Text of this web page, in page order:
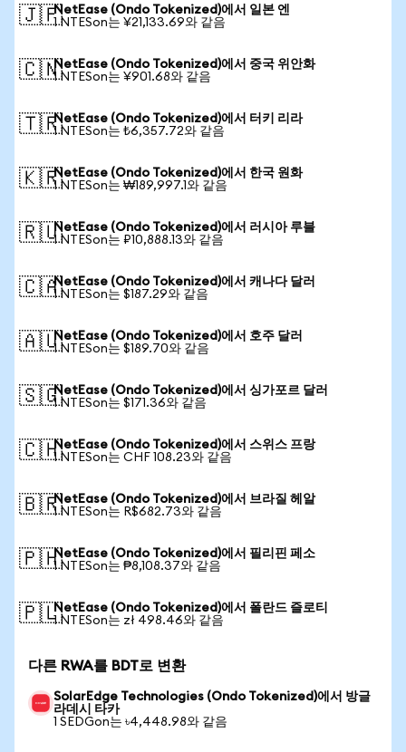
🇯🇵NetEase (Ondo Tokenized)에서 일본 엔
1 NTESon는 ¥21,133.69와 같음
🇨🇳NetEase (Ondo Tokenized)에서 중국 위안화
1 NTESon는 ¥901.68와 같음
🇹🇷NetEase (Ondo Tokenized)에서 터키 리라
1 NTESon는 ₺6,357.72와 같음
🇰🇷NetEase (Ondo Tokenized)에서 한국 원화
1 NTESon는 ₩189,997.1와 같음
🇷🇺NetEase (Ondo Tokenized)에서 러시아 루블
1 NTESon는 ₽10,888.13와 같음
🇨🇦NetEase (Ondo Tokenized)에서 캐나다 달러
1 NTESon는 $187.29와 같음
🇦🇺NetEase (Ondo Tokenized)에서 호주 달러
1 NTESon는 $189.70와 같음
🇸🇬NetEase (Ondo Tokenized)에서 싱가포르 달러
1 NTESon는 $171.36와 같음
🇨🇭NetEase (Ondo Tokenized)에서 스위스 프랑
1 NTESon는 CHF 108.23와 같음
🇧🇷NetEase (Ondo Tokenized)에서 브라질 헤알
1 NTESon는 R$682.73와 같음
🇵🇭NetEase (Ondo Tokenized)에서 필리핀 페소
1 NTESon는 ₱8,108.37와 같음
🇵🇱NetEase (Ondo Tokenized)에서 폴란드 즐로티
1 NTESon는 zł 498.46와 같음
다른 RWA를 BDT로 변환
SolarEdge Technologies (Ondo Tokenized)에서 방글
라데시 타카
1 SEDGon는 ৳4,448.98와 같음